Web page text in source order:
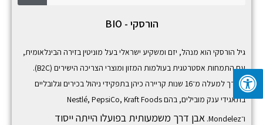
הורסקי - BIO
גיל הורסקי הוא מנהל, יזם ומשקיע ישראלי בעל מוניטין בזירה הבינלאומית,
עם התמחות אסטרטגית בעולמות המזון ומוצרי הצריכה הישירים (B2C).
לאורך למעלה מ־16 שנות קריירה כיהן בתפקידי ניהול בכירים וגלובליים
בתאגידי ענק מובילים, בהם
Nestlé, PepsiCo, Kraft Foods
ו־Mondelez
. אבן דרך משמעותית בפועלו הייתה ייסוד